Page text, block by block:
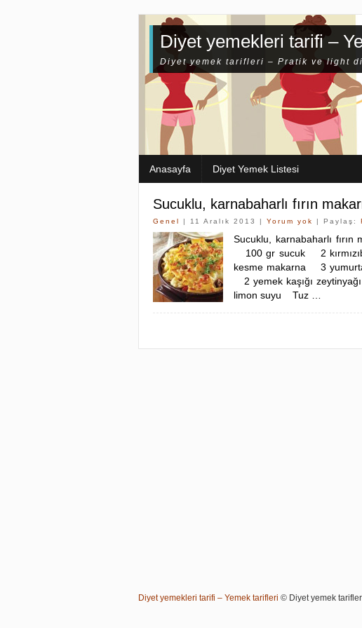
Diyet yemekleri tarifi –
Diyet yemek tarifleri – Pratik ve light
Anasayfa Diyet Yemek Listesi
Sucuklu, karnabaharlı fırın
Genel | 11 Aralık 2013 | Yorum yok | Paylaş:
Sucuklu, karnabaharlı
100 gr sucuk 2
kesme makarna 3
2 yemek kaşığı
limon suyu Tuz …
Diyet yemekleri tarifi – Yemek tarifleri © Diyet yemek